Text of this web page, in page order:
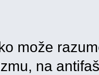
može
na